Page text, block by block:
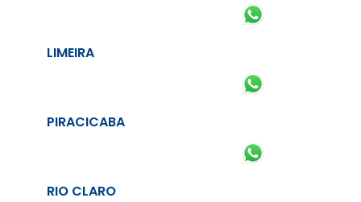
LIMEIRA
PIRACICABA
RIO CLARO